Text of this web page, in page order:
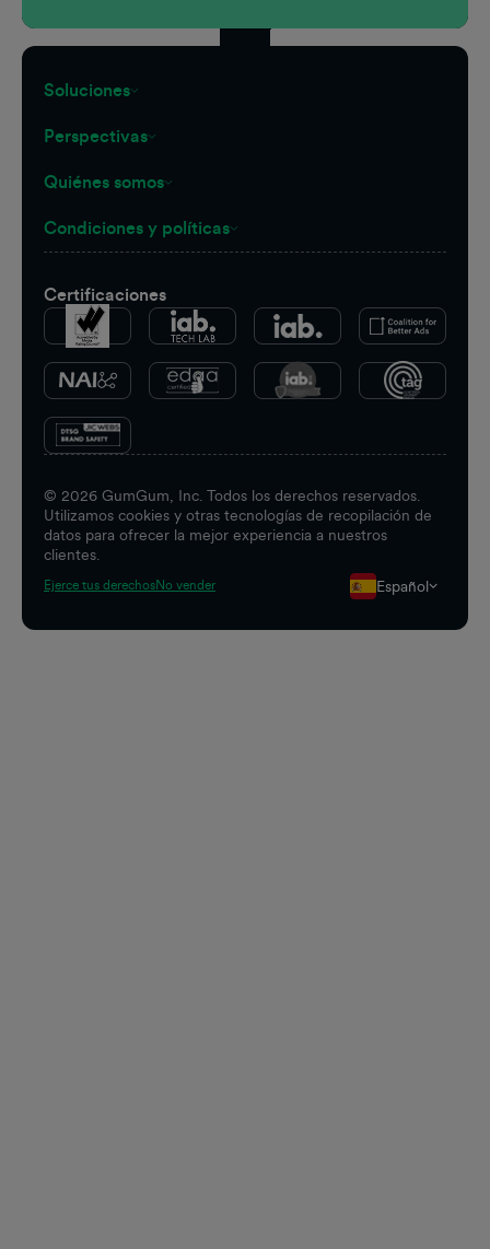
Soluciones
Perspectivas
Quiénes somos
Condiciones y políticas
Certificaciones
© 2026 GumGum, Inc. Todos los derechos reservados.
Utilizamos cookies y otras tecnologías de recopilación de
datos para ofrecer la mejor experiencia a nuestros
clientes.
Ejerce tus derechosNo vender Español